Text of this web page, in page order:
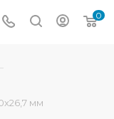
0
мм